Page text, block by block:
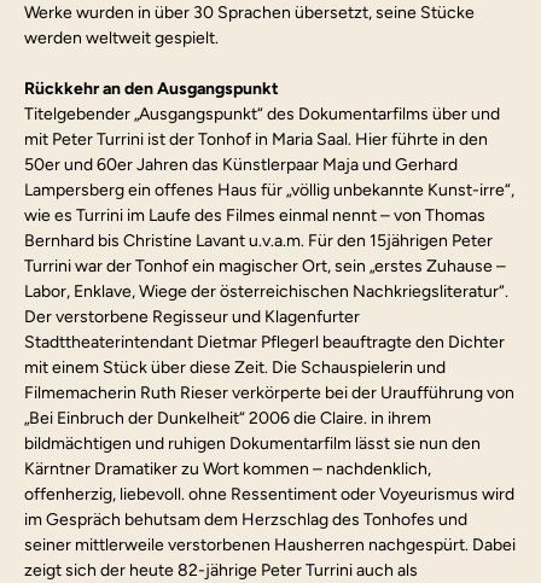
Werke wurden in über 30 Sprachen übersetzt, seine Stücke
werden weltweit gespielt.
Rückkehr an den Ausgangspunkt
Titelgebender „Ausgangspunkt“ des Dokumentarfilms über und
mit Peter Turrini ist der Tonhof in Maria Saal. Hier führte in den
50er und 60er Jahren das Künstlerpaar Maja und Gerhard
Lampersberg ein offenes Haus für „völlig unbekannte Kunst-irre“,
wie es Turrini im Laufe des Filmes einmal nennt – von Thomas
Bernhard bis Christine Lavant u.v.a.m. Für den 15jährigen Peter
Turrini war der Tonhof ein magischer Ort, sein „erstes Zuhause –
Labor, Enklave, Wiege der österreichischen Nachkriegsliteratur“.
Der verstorbene Regisseur und Klagenfurter
Stadttheaterintendant Dietmar Pflegerl beauftragte den Dichter
mit einem Stück über diese Zeit. Die Schauspielerin und
Filmemacherin Ruth Rieser verkörperte bei der Uraufführung von
„Bei Einbruch der Dunkelheit“ 2006 die Claire. in ihrem
bildmächtigen und ruhigen Dokumentarfilm lässt sie nun den
Kärntner Dramatiker zu Wort kommen – nachdenklich,
offenherzig, liebevoll. ohne Ressentiment oder Voyeurismus wird
im Gespräch behutsam dem Herzschlag des Tonhofes und
seiner mittlerweile verstorbenen Hausherren nachgespürt. Dabei
zeigt sich der heute 82-jährige Peter Turrini auch als